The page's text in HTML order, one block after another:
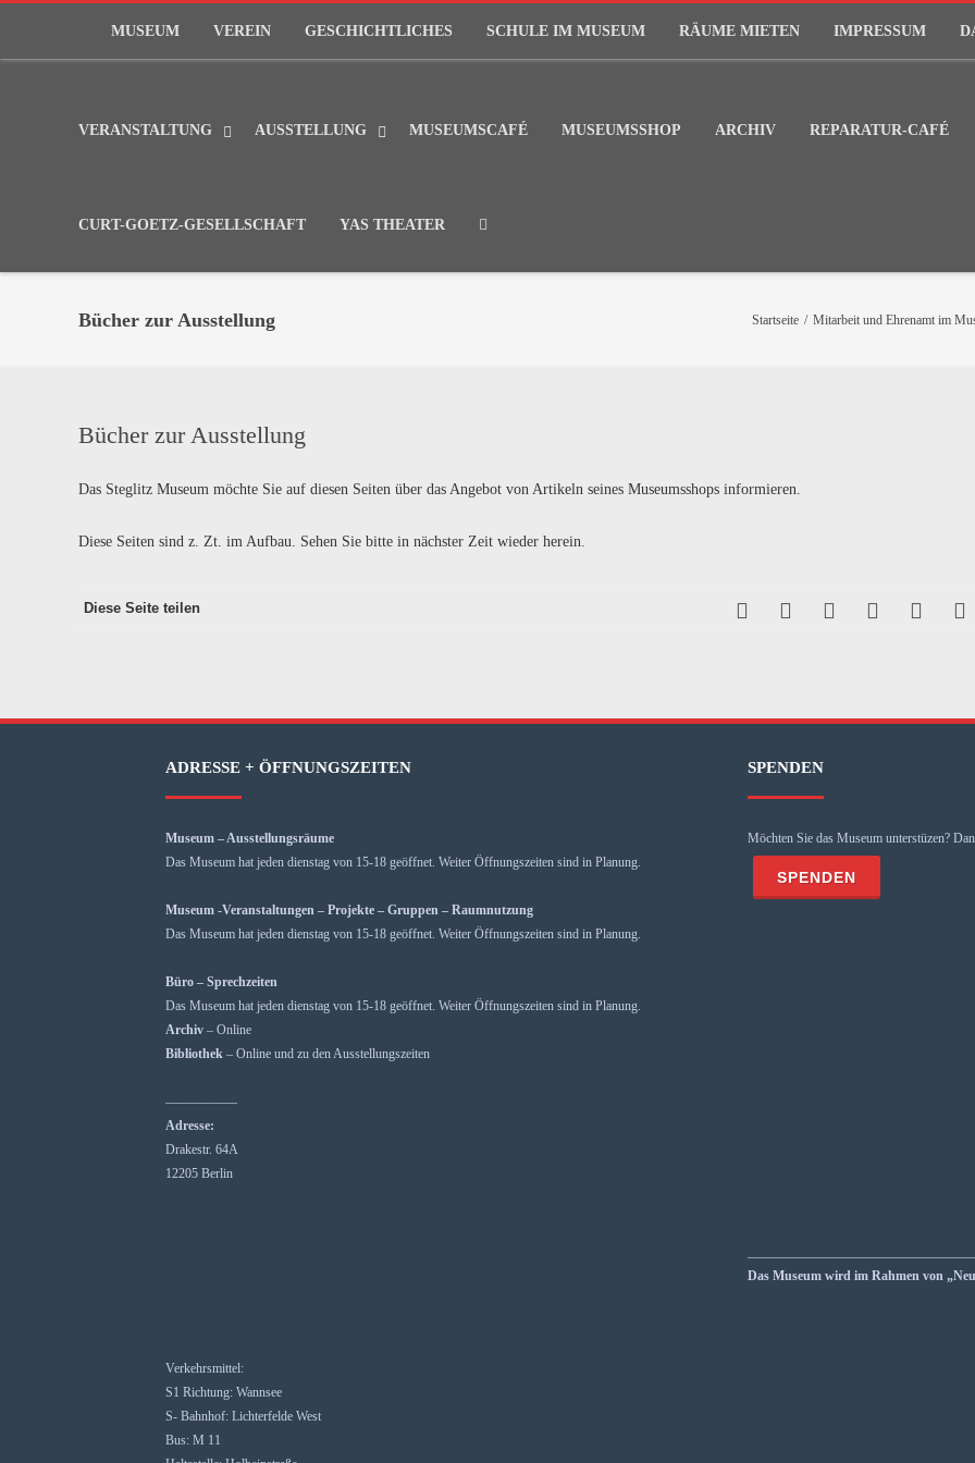
MUSEUM VEREIN GESCHICHTLICHES SCHULE IM MUSEUM RÄUME MIETEN IMPRESSUM
VERANSTALTUNG AUSSTELLUNG MUSEUMSCAFÉ MUSEUMSSHOP ARCHIV REPARATUR-CAFÉ
CURT-GOETZ-GESELLSCHAFT YAS THEATER
Bücher zur Ausstellung Startseite / Mitarbeit und Ehrenamt im
Bücher zur Ausstellung
Das Steglitz Museum möchte Sie auf diesen Seiten über das Angebot von Artikeln seines Museumsshops informieren.
Diese Seiten sind z. Zt. im Aufbau. Sehen Sie bitte in nächster Zeit wieder herein.
Diese Seite teilen
ADRESSE + ÖFFNUNGSZEITEN
Museum – Ausstellungsräume
Das Museum hat jeden dienstag von 15-18 geöffnet. Weiter Öffnungszeiten sind in Planung.
Museum -Veranstaltungen – Projekte – Gruppen – Raumnutzung
Das Museum hat jeden dienstag von 15-18 geöffnet. Weiter Öffnungszeiten sind in Planung.
Büro – Sprechzeiten
Das Museum hat jeden dienstag von 15-18 geöffnet. Weiter Öffnungszeiten sind in Planung.
Archiv – Online
Bibliothek – Online und zu den Ausstellungszeiten
—————–
Adresse:
Drakestr. 64A
12205 Berlin
Verkehrsmittel:
S1 Richtung: Wannsee
S- Bahnhof: Lichterfelde West
Bus: M 11
SPENDEN
Möchten Sie das Museum unterstüzen?
Das Museum wird im Rahmen von